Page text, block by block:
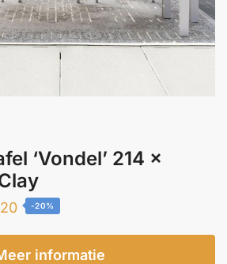
‘Vondel’ 214 x
Huidige
is:
-20%
informatie